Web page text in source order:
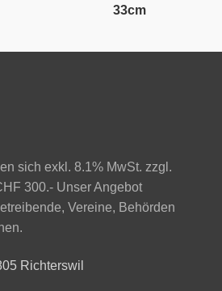
33cm
sich exkl. 8.1% MwSt. zzgl.
300.- Unser Angebot
Vereine, Behörden
Richterswil